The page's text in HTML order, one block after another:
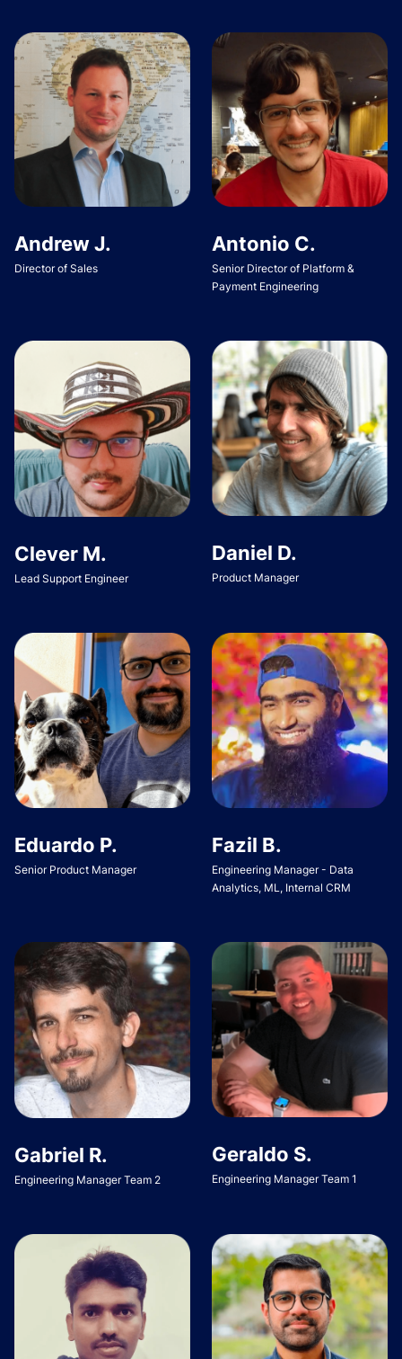
Andrew J.
Director of Sales
Antonio C.
Senior Director of Platform &
Payment Engineering
Clever M.
Lead Support Engineer
Daniel D.
Product Manager
Eduardo P.
Senior Product Manager
Fazil B.
Engineering Manager - Data
Analytics, ML, Internal CRM
Gabriel R.
Engineering Manager Team 2
Geraldo S.
Engineering Manager Team 1